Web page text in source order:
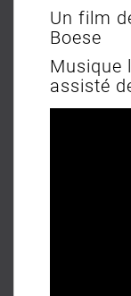
Un film
Boese
Musique
assisté